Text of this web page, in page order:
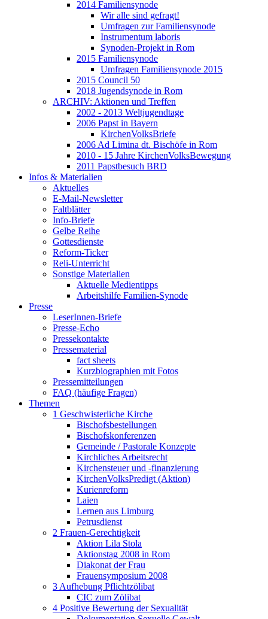
2014 Familiensynode
Wir alle sind gefragt!
Umfragen zur Familiensynode
Instrumentum laboris
Synoden-Projekt in Rom
2015 Familiensynode
Umfragen Familiensynode 2015
2015 Council 50
2018 Jugendsynode in Rom
ARCHIV: Aktionen und Treffen
2002 - 2013 Weltjugendtage
2006 Papst in Bayern
KirchenVolksBriefe
2006 Ad Limina dt. Bischöfe in Rom
2010 - 15 Jahre KirchenVolksBewegung
2011 Papstbesuch BRD
Infos & Materialien
Aktuelles
E-Mail-Newsletter
Faltblätter
Info-Briefe
Gelbe Reihe
Gottesdienste
Reform-Ticker
Reli-Unterricht
Sonstige Materialien
Aktuelle Medientipps
Arbeitshilfe Familien-Synode
Presse
LeserInnen-Briefe
Presse-Echo
Pressekontakte
Pressematerial
fact sheets
Kurzbiographien mit Fotos
Pressemitteilungen
FAQ (häufige Fragen)
Themen
1 Geschwisterliche Kirche
Bischofsbestellungen
Bischofskonferenzen
Gemeinde / Pastorale Konzepte
Kirchliches Arbeitsrecht
Kirchensteuer und -finanzierung
KirchenVolksPredigt (Aktion)
Kurienreform
Laien
Lernen aus Limburg
Petrusdienst
2 Frauen-Gerechtigkeit
Aktion Lila Stola
Aktionstag 2008 in Rom
Diakonat der Frau
Frauensymposium 2008
3 Aufhebung Pflichtzölibat
CIC zum Zölibat
4 Positive Bewertung der Sexualität